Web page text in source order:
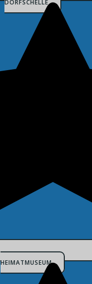
DORFSCHELLE
HEIMATMUSEUM